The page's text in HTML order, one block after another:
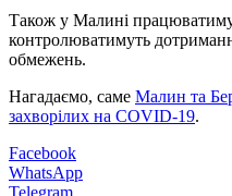
Також у Малині
контролюватимуть
обмежень.
Нагадаємо, саме Малин та
захворілих на COVID-19.
Facebook
WhatsApp
Telegram